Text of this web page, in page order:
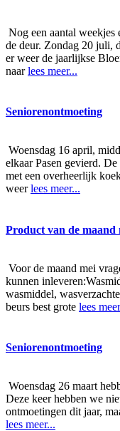
Nog een aantal weekjes
de deur. Zondag 20 juli,
er weer de jaarlijkse
naarlees meer...
Seniorenontmoeting
Woensdag 16 april,
elkaar Pasen gevierd.
met een overheerlijk
weerlees meer...
Product van de maand
Voor de maand mei
kunnen
wasmiddel,
beurs best grote lees
Seniorenontmoeting
Woensdag 26 maart
Deze keer hebben we
ontmoetingen dit jaar,
lees meer...